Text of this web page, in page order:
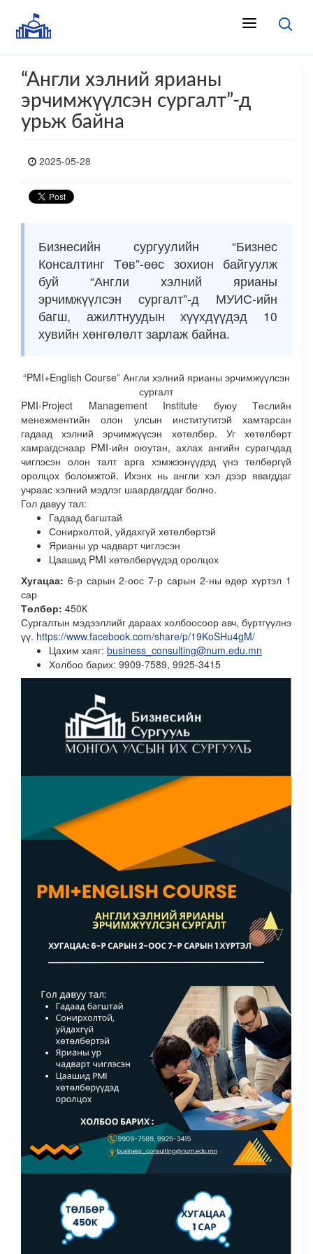
“Англи хэлний ярианы
эрчимжүүлсэн сургалт”-д
урьж байна
2025-05-28
Бизнесийн сургуулийн “Бизнес
Консалтинг Төв”-өөс зохион байгуулж
буй “Англи хэлний ярианы
эрчимжүүлсэн сургалт”-д МУИС-ийн
багш, ажилтнуудын хүүхдүүдэд 10
хувийн хөнгөлөлт зарлаж байна.
“PMI+English Course” Англи хэлний ярианы эрчимжүүлсэн
сургалт
PMI-Project Management Institute буюу Төслийн
менежментийн олон улсын институтитэй хамтарсан
гадаад хэлний эрчимжүүсэн хөтөлбөр. Уг хөтөлбөрт
хамрагдснаар PMI-ийн оюутан, ахлах ангийн сурагчдад
чиглэсэн олон талт арга хэмжээнүүдэд үнэ төлбөргүй
оролцох боломжтой. Ихэнх нь англи хэл дээр явагддаг
учраас хэлний мэдлэг шаардагддаг болно.
Гол давуу тал:
Гадаад багштай
Сонирхолтой, уйдахгүй хөтөлбөртэй
Ярианы ур чадварт чиглэсэн
Цаашид PMI хөтөлбөрүүдэд оролцох
Хугацаа: 6-р сарын 2-оос 7-р сарын 2-ны өдөр хүртэл 1
сар
Төлбөр: 450К
Сургалтын мэдээллийг дараах холбоосоор авч, бүртгүүлнэ
үү. https://www.facebook.com/share/p/19KoSHu4gM/
Цахим хаяг: business_consulting@num.edu.mn
Холбоо барих: 9909-7589, 9925-3415